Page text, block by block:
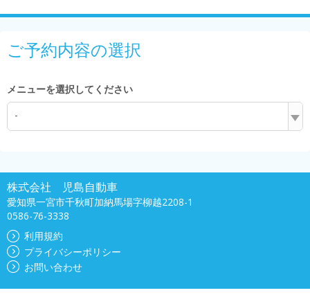
ご予約内容の選択
メニューを選択してください
-
株式会社 児島自動車
愛知県一宮市千秋町加納馬場字柳越2208-1
0586-76-3338
利用規約
プライバシーポリシー
お問い合わせ